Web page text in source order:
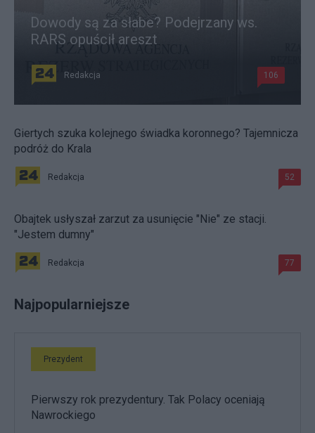
Dowody są za słabe? Podejrzany ws.
RARS opuścił areszt
Redakcja 106
Giertych szuka kolejnego świadka koronnego? Tajemnicza
podróż do Krala
Redakcja 52
Obajtek usłyszał zarzut za usunięcie "Nie" ze stacji.
"Jestem dumny"
Redakcja 77
Najpopularniejsze
Prezydent
Pierwszy rok prezydentury. Tak Polacy oceniają
Nawrockiego